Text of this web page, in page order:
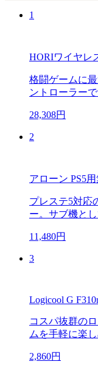
1
HORIワイヤレ
格闘ゲームに
ントローラーで
28,308円
2
アローン PS5
プレステ5対応
ー。サブ機とし
11,480円
3
Logicool G
コスパ抜群の
ムを手軽に楽し
2,860円